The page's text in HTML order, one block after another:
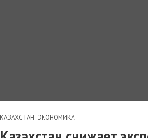
КАЗАХСТАН ЭКОНОМИКА